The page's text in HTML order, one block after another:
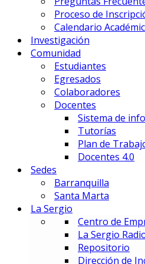
Postgrados
DIN
Proceso de
Calendario
Investigación
Comunidad
Estudiantes
Egresados
Colaboradores
Docentes
Sistema de
Tutorías
Plan de
Docentes 4.0
Sedes
Barranquilla
Santa Marta
La Sergio
Centro de
La Sergio
Repositorio
Dirección de